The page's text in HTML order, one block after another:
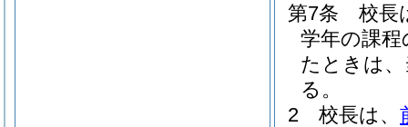
第7条
校長
学年の課
たときは
る。
2
校長は、